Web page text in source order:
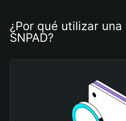
¿Por qué utilizar
SNPAD?